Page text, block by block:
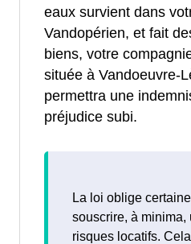
eaux survient dans
Vandopérien, et fait
biens, votre
située à Vandoeuvre-
permettra une
préjudice subi.
La loi oblige
souscrire, à minima,
risques locatifs.